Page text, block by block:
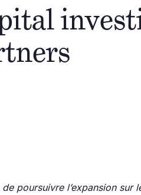
poursuivre l’expansion